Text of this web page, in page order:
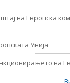
на Европска
Унија
на